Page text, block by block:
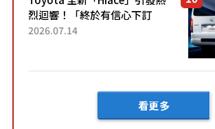
烈迴響！「終於有信心下訂
了！」「哪個等級交車最
車？...
2026.07.14
看更多